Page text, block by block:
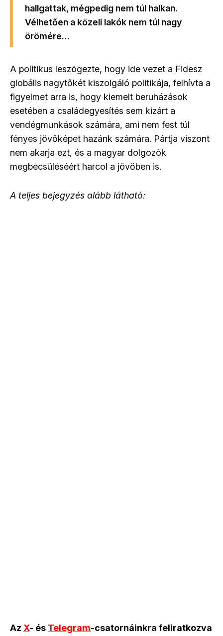
hallgattak, mégpedig nem túl halkan.
Vélhetően a közeli lakók nem túl nagy
örömére…
A politikus leszögezte, hogy ide vezet a Fidesz
globális nagytőkét kiszolgáló politikája, felhívta a
figyelmet arra is, hogy kiemelt beruházások
esetében a családegyesítés sem kizárt a
vendégmunkások számára, ami nem fest túl
fényes jövőképet hazánk számára. Pártja viszont
nem akarja ezt, és a magyar dolgozók
megbecsüléséért harcol a jövőben is.
A teljes bejegyzés alább látható:
Az X- és Telegram-csatornáinkra feliratkozva